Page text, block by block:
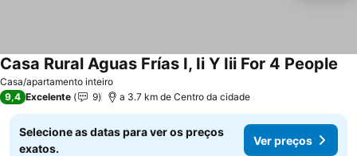
Casa/apartamento inteiro
Casa Rural Aguas Frías I, Ii Y Iii For 4 People
9,4 Excelente 9 a 3.7 km de Centro da cidade
Selecione as datas para ver os preços
exatos.
Ver preços